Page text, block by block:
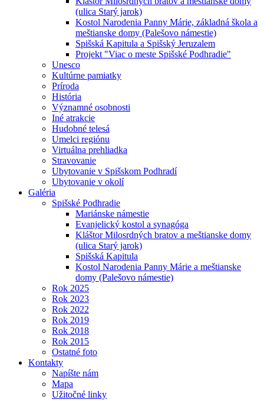
(ulica Starý jarok)
Kostol Narodenia Panny Márie, základná škola a
meštianske domy (Palešovo námestie)
Spišská Kapitula a Spišský Jeruzalem
Projekt "Viac o meste Spišské Podhradie"
Unesco
Kultúrne pamiatky
Príroda
História
Významné osobnosti
Iné atrakcie
Hudobné telesá
Umelci regiónu
Virtuálna prehliadka
Stravovanie
Ubytovanie v Spišskom Podhradí
Ubytovanie v okolí
Galéria
Spišské Podhradie
Mariánske námestie
Evanjelický kostol a synagóga
Kláštor Milosrdných bratov a meštianske domy
(ulica Starý jarok)
Spišská Kapitula
Kostol Narodenia Panny Márie a meštianske
domy (Palešovo námestie)
Rok 2025
Rok 2023
Rok 2022
Rok 2019
Rok 2018
Rok 2015
Ostatné foto
Kontakty
Napíšte nám
Mapa
Užitočné linky